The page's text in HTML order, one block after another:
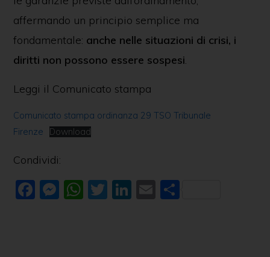
affermando un principio semplice ma
fondamentale: anche nelle situazioni di crisi, i
diritti non possono essere sospesi.
Leggi il Comunicato stampa
Comunicato stampa ordinanza 29 TSO Tribunale
Firenze
Download
Condividi:
F M WT Li
E C